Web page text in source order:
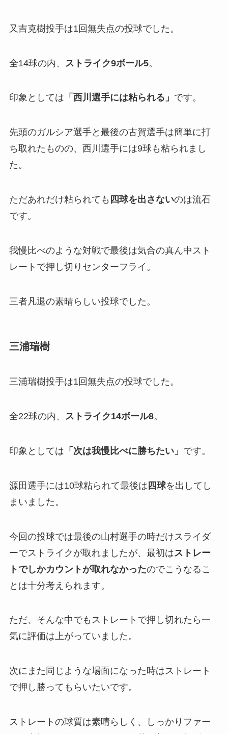
又吉克樹投手は1回無失点の投球でした。
全14球の内、 ストライク9ボール5。
印象としては 「西川選手には粘られる」 です。
先頭のガルシア選手と最後の古賀選手は簡単に打
ち取れたものの、西川選手には9球も粘られまし
た。
ただあれだけ粘られても 四球を出さないのは流石
です。
我慢比べのような対戦で最後は気合の真ん中スト
レートで押し切りセンターフライ。
三者凡退の素晴らしい投球でした。
三浦瑞樹
三浦瑞樹投手は1回無失点の投球でした。
全22球の内、 ストライク14ボール8。
印象としては 「次は我慢比べに勝ちたい」 です。
源田選手には10球粘られて最後は 四球を出してし
まいました。
今回の投球では最後の山村選手の時だけスライダ
ーでストライクが取れましたが、最初はストレー
トでしかカウントが取れなかったのでこうなるこ
とは十分考えられます。
ただ、そんな中でもストレートで押し切れたら一
気に評価は上がっていました。
次にまた同じような場面になった時はストレート
で押し勝ってもらいたいです。
ストレートの球質は素晴らしく、しっかりファー